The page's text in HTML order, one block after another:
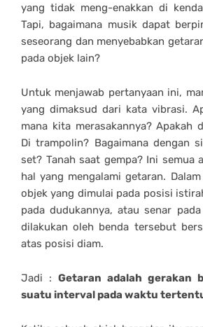
yang tidak meng-enakkan di
Tapi, bagaimana musik dapat
seseorang dan menyebabkan
pada objek lain?
Untuk menjawab pertanyaan ini,
yang dimaksud dari kata vibrasi.
mana kita merasakannya? Apakah
Di trampolin? Bagaimana dengan
set? Tanah saat gempa? Ini semua
hal yang mengalami getaran.
objek yang dimulai pada posisi
pada dudukannya, atau senar
dilakukan oleh benda tersebut
atas posisi diam.
Jadi : Getaran adalah gerakan
suatu interval pada waktu